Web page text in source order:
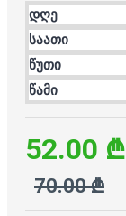
დღე
საათი
წუთი
წამი
52.00 ₾
70.00 ₾